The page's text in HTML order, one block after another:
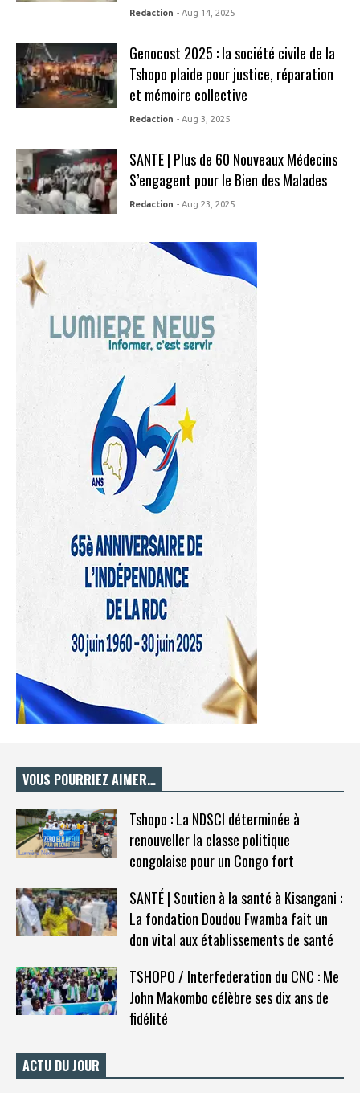
Redaction - Aug 14, 2025
Genocost 2025 : la société civile de la
Tshopo plaide pour justice, réparation
et mémoire collective
Redaction - Aug 3, 2025
SANTE | Plus de 60 Nouveaux Médecins
S’engagent pour le Bien des Malades
Redaction - Aug 23, 2025
VOUS POURRIEZ AIMER…
Tshopo : La NDSCI déterminée à
renouveller la classe politique
congolaise pour un Congo fort
SANTÉ | Soutien à la santé à Kisangani :
La fondation Doudou Fwamba fait un
don vital aux établissements de santé
TSHOPO / Interfederation du CNC : Me
John Makombo célèbre ses dix ans de
fidélité
ACTU DU JOUR